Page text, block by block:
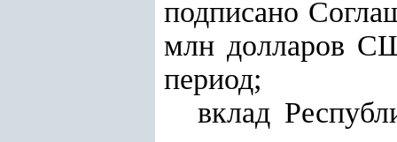
подписано
млн долларов
период;
вклад